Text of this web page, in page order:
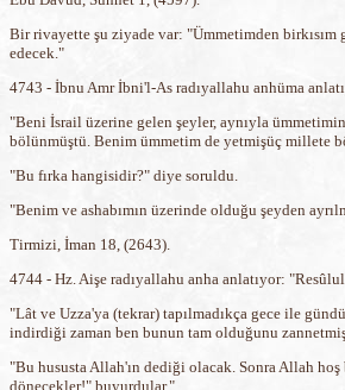
Bir rivayette şu ziyade var: "Ümmetimden birkısım
edecek."
4743 - İbnu Amr İbni'l-As radıyallahu anhüma
"Beni İsrail üzerine gelen şeyler, aynıyla
bölünmüştü. Benim ümmetim de yetmişüç millete
"Bu fırka hangisidir?" diye soruldu.
"Benim ve ashabımın üzerinde olduğu şeyden
Tirmizi, İman 18, (2643).
4744 - Hz. Aişe radıyallahu anha anlatıyor:
"Lât ve Uzza'ya (tekrar) tapılmadıkça gece ile
indirdiği zaman ben bunun tam olduğunu
"Bu hususta Allah'ın dediği olacak. Sonra Allah
dönecekler!" buyurdular."